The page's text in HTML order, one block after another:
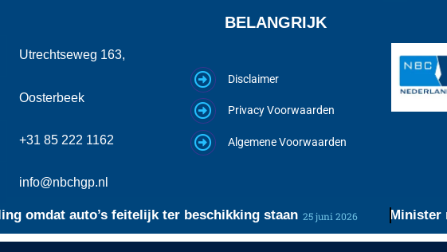
Utrechtseweg 163,
Oosterbeek
+31 85 222 1162
info@nbchgp.nl
BELANGRIJK
Disclaimer
Privacy Voorwaarden
Algemene Voorwaarden
auto’s feitelijk ter beschikking staan 25 juni 2026 Minister